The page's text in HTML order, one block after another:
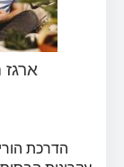
הדרכת